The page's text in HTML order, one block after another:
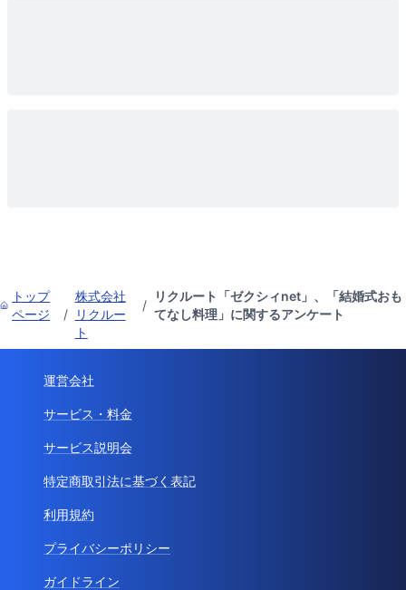
トップ
ページ
/
株式会社
リクルー
ト
/
リクルート「ゼクシィnet」、「結婚式おも
てなし料理」に関するアンケート
運営会社
サービス・料金
サービス説明会
特定商取引法に基づく表記
利用規約
プライバシーポリシー
ガイドライン